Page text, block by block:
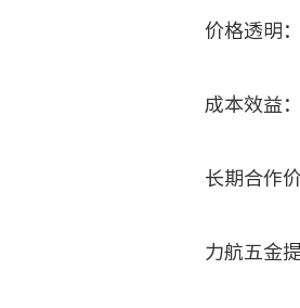
价格透明：
成本效益：
长期合作价
力航五金提